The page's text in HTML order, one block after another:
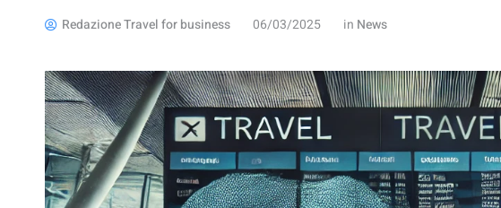
Redazione Travel for business 06/03/2025 in News